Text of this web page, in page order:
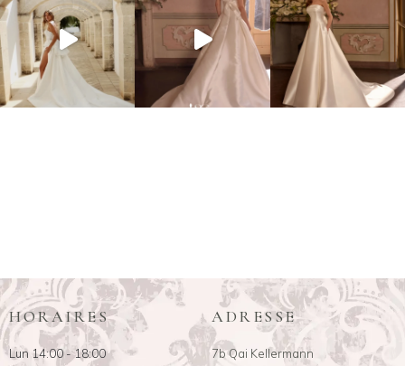
HORAIRES
Lun 14:00 - 18:00
ADRESSE
7b Qai Kellermann